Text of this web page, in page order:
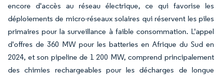
encore d'accès au réseau électrique, ce qui favorise les
déploiements de micro-réseaux solaires qui réservent les piles
primaires pour la surveillance à faible consommation. L'appel
d'offres de 360 MW pour les batteries en Afrique du Sud en
2024, et son pipeline de 1 200 MW, comprend principalement
des chimies rechargeables pour les décharges de longue